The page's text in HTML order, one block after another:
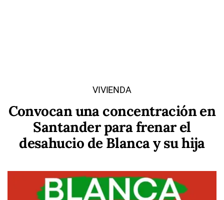
VIVIENDA
Convocan una concentración en
Santander para frenar el
desahucio de Blanca y su hija